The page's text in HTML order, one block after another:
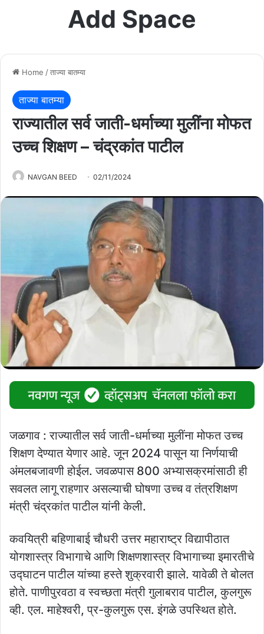
Add Space
Home /ताज्या बातम्या
ताज्या बातम्या
राज्यातील सर्व जाती-धर्माच्या मुलींना मोफत
उच्च शिक्षण – चंद्रकांत पाटील
NAVGAN BEED 02/11/2024
जळगाव : राज्यातील सर्व जाती-धर्माच्या मुलींना मोफत उच्च
शिक्षण देण्यात येणार आहे. जून 2024 पासून या निर्णयाची
अंमलबजावणी होईल. जवळपास 800 अभ्यासक्रमांसाठी ही
सवलत लागू राहणार असल्याची घोषणा उच्च व तंत्रशिक्षण
मंत्री चंद्रकांत पाटील यांनी केली.
कवयित्री बहिणाबाई चौधरी उत्तर महाराष्ट्र विद्यापीठात
योगशास्त्र विभागाचे आणि शिक्षणशास्त्र विभागाच्या इमारतीचे
उद्घाटन पाटील यांच्या हस्ते शुक्रवारी झाले. यावेळी ते बोलत
होते. पाणीपुरवठा व स्वच्छता मंत्री गुलाबराव पाटील, कुलगुरू
व्ही. एल. माहेश्वरी, प्र-कुलगुरू एस. इंगळे उपस्थित होते.